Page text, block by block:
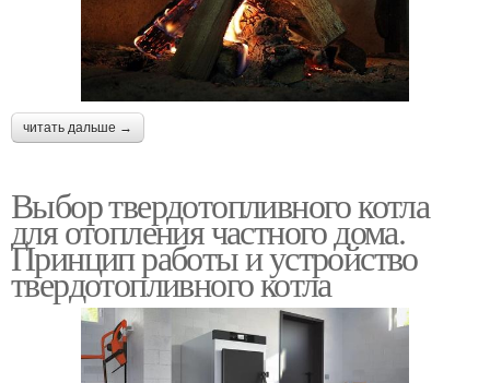
читать дальше →
Выбор твердотопливного котла
для отопления частного дома.
Принцип работы и устройство
твердотопливного котла